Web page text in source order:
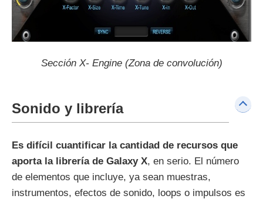
Sección X- Engine (Zona de convolución)
Sonido y librería
Es difícil cuantificar la cantidad de recursos que
aporta la librería de Galaxy X, en serio. El número
de elementos que incluye, ya sean muestras,
instrumentos, efectos de sonido, loops o impulsos es